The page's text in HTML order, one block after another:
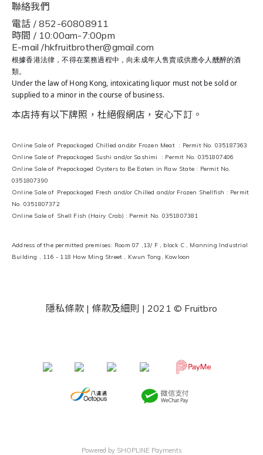
聯絡我們
電話 / 852-60808911
時間 / 10:00am-7:00pm
E-mail /hkfruitbrother@gmail.com
根據香港法律，不得在業務過程中，向未成年人售賣或供應令人醺醉的酒
類。
Under the law of Hong Kong, intoxicating liquor must not be sold or
supplied to a minor in the course of business.
本店持有以下牌照，杜絕假網店，安心下訂。
Online Sale of Prepackaged Chilled and/or Frozen Meat : Permit No. 035187363
Online Sale of Prepackaged Sushi and/or Sashimi : Permit No. 0351807406
Online Sale of Prepackaged Oysters to Be Eaten in Raw State : Permit No.
0351807390
Online Sale of Prepackaged Fresh and/or Chilled and/or Frozen Shellfish : Permit
No. 0351807372
Online Sale of Shell Fish (Hairy Crab) : Permit No. 0351807381
Address of the permitted premises: Room 07 ,13/ F , block C , Manning Industrial
Building , 116 - 118 How Ming Street , Kwun Tong, Kowloon
隱私條款 | 條款及細則 | 2021 © Fruitbro
Powered by SHOPLINE Payments